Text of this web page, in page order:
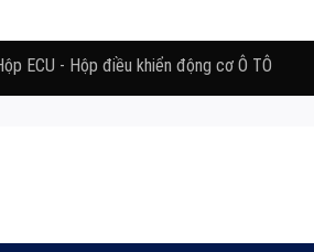
ECU - Hộp điều khiển động cơ Ô TÔ